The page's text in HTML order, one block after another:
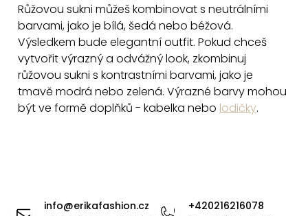
l
á
d
a
c
í
Růžovou sukni můžeš kombinovat s neutrálními
barvami, jako je bílá, šedá nebo béžová.
Výsledkem bude elegantní outfit. Pokud chceš
vytvořit výrazný a odvážný look, zkombinuj
růžovou sukni s kontrastními barvami, jako je
tmavě modrá nebo zelená. Výrazné barvy mohou
být ve formě doplňků - kabelka nebo lodičky.
info@erikafashion.cz
+420216216078